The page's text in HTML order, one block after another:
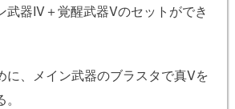
武器IV＋覚醒武器Vのセットができ
に、メイン武器のブラスタで真Vを